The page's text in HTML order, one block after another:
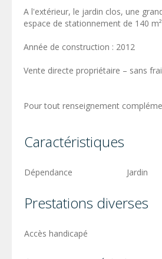
A l'extérieur, le jardin clos, une
espace de stationnement de 140
Année de construction : 2012
Vente directe propriétaire – sans
Pour tout renseignement
Caractéristiques
Dépendance Jardin
Prestations diverses
Accès handicapé